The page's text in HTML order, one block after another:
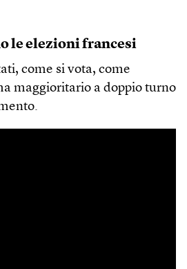
le elezioni francesi
come si vota, come
maggioritario a doppio turno